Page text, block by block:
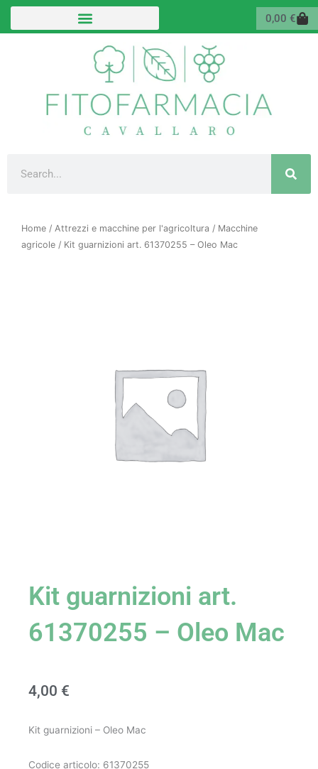
Vai
0,00 €
Home / Attrezzi e macchine per l'agricoltura / Macchine
agricole / Kit guarnizioni art. 61370255 – Oleo Mac
Kit guarnizioni art.
61370255 – Oleo Mac
4,00 €
Kit guarnizioni – Oleo Mac
Codice articolo: 61370255